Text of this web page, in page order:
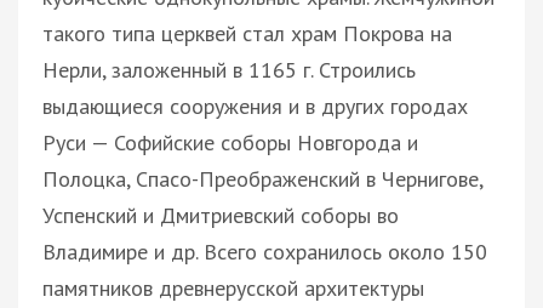
такого типа церквей стал храм Покрова на
Нерли, заложенный в 1165 г. Строились
выдающиеся сооружения и в других городах
Руси — Софийские соборы Новгорода и
Полоцка, Спасо-Преображенский в Чернигове,
Успенский и Дмитриевский соборы во
Владимире и др. Всего сохранилось около 150
памятников древнерусской архитектуры